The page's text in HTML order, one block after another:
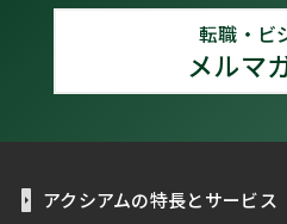
転職・ビ
メルマ
アクシアムの特長とサービス